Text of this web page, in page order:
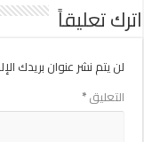
اترك تعليقاً
لن يتم نشر عنوان بريدك
التعليق*